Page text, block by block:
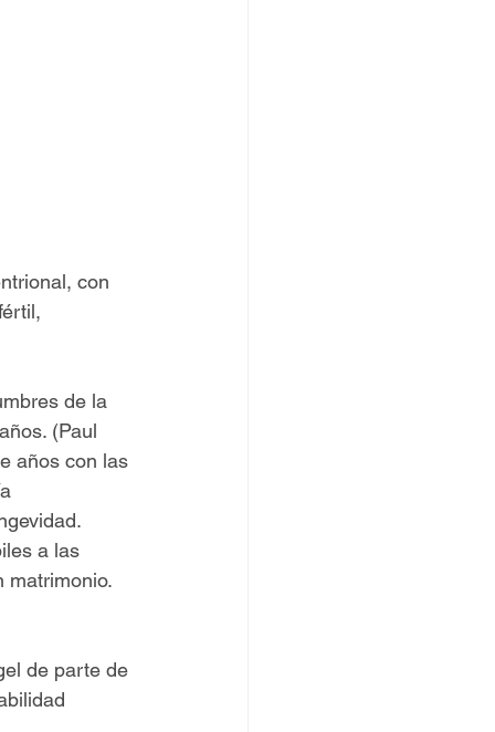
con
de la
(Paul
años con las
a las
matrimonio.
de parte de